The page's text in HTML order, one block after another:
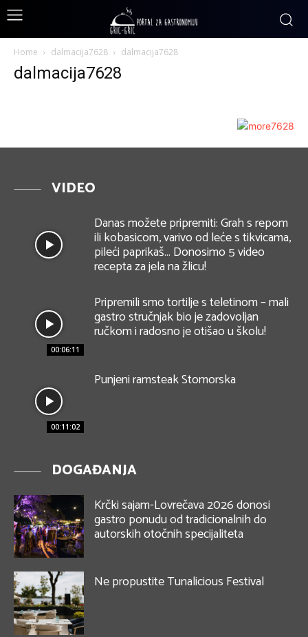
Home dalmacija7628 dalmacija7628
dalmacija7628
VIDEO
Danas možete pripremiti: Grah s repom
ili kobasicom, varivo od leće s tikvicama,
pileći paprikaš… Donosimo 5 video
recepta za jela na žlicu!
00:06:11
Pripremili smo tortilje s teletinom – mali
gastro stručnjak bio je zadovoljan
ručkom i radosno je otišao u školu!
00:11:02
Punjeni ramsteak Stomorska
DOGAĐANJA
Krčki sajam-Lovrečava 2026 donosi
gastro ponudu od tradicionalnih do
autorskih otočnih specijaliteta
Ne propustite Tunalicious Festival